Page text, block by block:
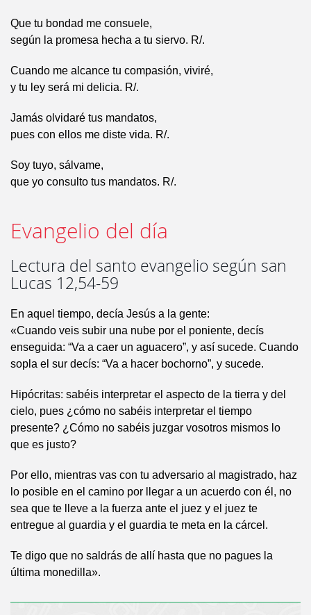
Que tu bondad me consuele,
según la promesa hecha a tu siervo. R/.
Cuando me alcance tu compasión, viviré,
y tu ley será mi delicia. R/.
Jamás olvidaré tus mandatos,
pues con ellos me diste vida. R/.
Soy tuyo, sálvame,
que yo consulto tus mandatos. R/.
Evangelio del día
Lectura del santo evangelio según san
Lucas 12,54-59
En aquel tiempo, decía Jesús a la gente:
«Cuando veis subir una nube por el poniente, decís
enseguida: “Va a caer un aguacero”, y así sucede. Cuando
sopla el sur decís: “Va a hacer bochorno”, y sucede.
Hipócritas: sabéis interpretar el aspecto de la tierra y del
cielo, pues ¿cómo no sabéis interpretar el tiempo
presente? ¿Cómo no sabéis juzgar vosotros mismos lo
que es justo?
Por ello, mientras vas con tu adversario al magistrado, haz
lo posible en el camino por llegar a un acuerdo con él, no
sea que te lleve a la fuerza ante el juez y el juez te
entregue al guardia y el guardia te meta en la cárcel.
Te digo que no saldrás de allí hasta que no pagues la
última monedilla».